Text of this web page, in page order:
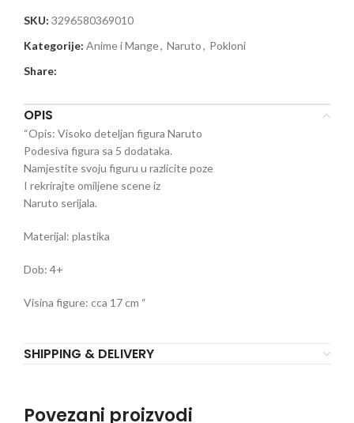
SKU: 3296580369010
Kategorije: Anime i Mange, Naruto, Pokloni
Share:
OPIS
“Opis: Visoko deteljan figura Naruto
Podesiva figura sa 5 dodataka.
Namjestite svoju figuru u razlicite poze
I rekrirajte omiljene scene iz
Naruto serijala.
Materijal: plastika
Dob: 4+
Visina figure: cca 17 cm “
SHIPPING & DELIVERY
Povezani proizvodi